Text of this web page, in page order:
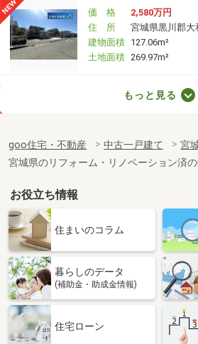
価 格
2,580万円
住 所
宮城県黒川郡大
建物面積 127.06m²
土地面積 269.97m²
宮城県石巻市小船越字内田
建物面積 96.32m²
土地面積 378.34m²
宮城県栗原市若柳字福岡四ツ谷
価 格
宮城県栗原市
建物面積 46.27m²
土地面積
133.66m²
宮城県塩竈市玉川３丁目
2,480万円
もっと見る
goo住宅・不動産 中古一戸建て
宮
宮城県のリフォーム・リノベーション済
お役立ち情報
住まいのコラム
暮らしのデータ
(補助金・助成金情報)
住宅ローン